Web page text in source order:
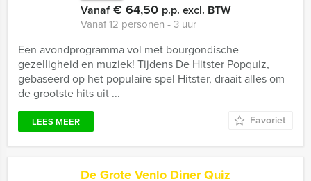
Vanaf€ 64,50 p.p. excl. BTW
Vanaf 12 personen ‐ 3 uur
Een avondprogramma vol met bourgondische
gezelligheid en muziek! Tijdens De Hitster Popquiz,
gebaseerd op het populaire spel Hitster, draait alles om
de grootste hits uit ...
LEES MEER Favoriet
De Grote Venlo Diner Quiz